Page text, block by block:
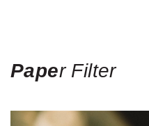
Paper Filter